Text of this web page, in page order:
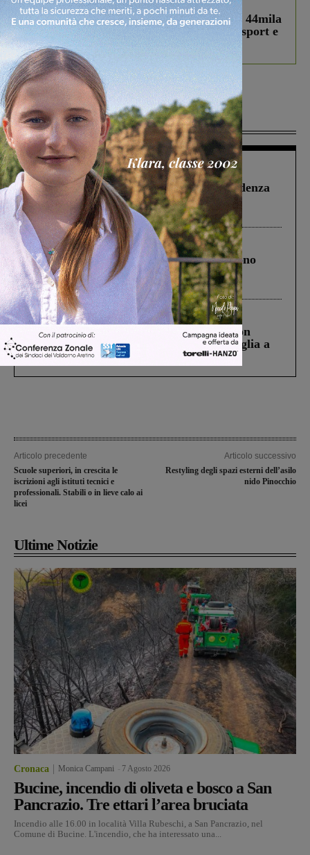
Estra Notizie agosto: Smart Cities, oltre 44mila
studenti coinvolti, torna il bando per lo sport e
debutta il podcast Estrair
Più lette
Figline Incisa Valdarno 1 Agosto 2026
Piscina di Figline finanziata oltre la scadenza
Pnrr, il gruppo di Fratelli d’Italia: “Un
ringraziamento al Governo”
Cronaca 4 Agosto 2026
Un anno fa la strage in A1 in cui morirono
Gianni, Giulia e Franco. Lo schianto, il
processo, lo stop ai sorpassi fra tir....
Cronaca 3 Agosto 2026
Scomparso da una struttura di Castiglion
Fiorentino l’uomo che aveva ucciso la figlia a
Levane nel 2020
Articolo precedente
Scuole superiori, in crescita le
iscrizioni agli istituti tecnici e
professionali. Stabili o in lieve calo ai
licei
Articolo successivo
Restyling degli spazi esterni dell’asilo
nido Pinocchio
Ultime Notizie
Cronaca Monica Campani 7 Agosto 2026
Bucine, incendio di oliveta e bosco a San
Pancrazio. Tre ettari l’area bruciata
Incendio alle 16.00 in località Villa Rubeschi, a San Pancrazio, nel
Comune di Bucine. L'incendio, che ha interessato una...